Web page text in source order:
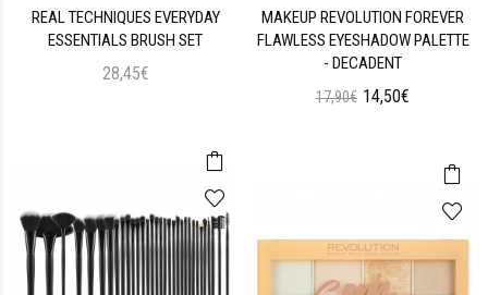
REAL TECHNIQUES EVERYDAY
ESSENTIALS BRUSH SET
28,45€
MAKEUP REVOLUTION FOREVER
FLAWLESS EYESHADOW PALETTE
- DECADENT
17,90€ 14,50€